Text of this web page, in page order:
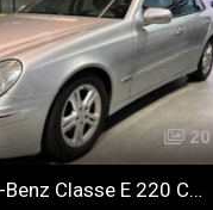
20
Mercedes-Benz Classe E 220 CDI 170ch